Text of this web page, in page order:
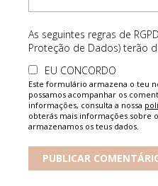
As seguintes regras de
Proteção de Dados) terão
EU CONCORDO
Este formulário armazena o teu
possamos acompanhar os
informações, consulta a nossa
obterás mais informações sobre
armazenamos os teus dados.